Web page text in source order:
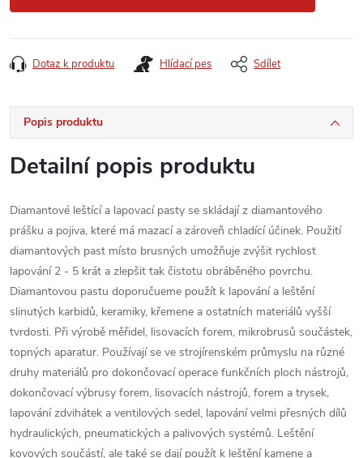
Dotaz k produktu Hlídací pes Sdílet
Popis produktu
Detailní popis produktu
Diamantové leštící a lapovací pasty se skládají z diamantového
prášku a pojiva, které má mazací a zároveň chladící účinek. Použití
diamantových past místo brusných umožňuje zvýšit rychlost
lapování 2 - 5 krát a zlepšit tak čistotu obráběného povrchu.
Diamantovou pastu doporučueme použít k lapování a leštění
slinutých karbidů, keramiky, křemene a ostatních materiálů vyšší
tvrdosti. Při výrobě měřidel, lisovacích forem, mikrobrusů součástek,
topných aparatur. Používají se ve strojírenském průmyslu na různé
druhy materiálů pro dokončovací operace funkčních ploch nástrojů,
dokončovací výbrusy forem, lisovacích nástrojů, forem a trysek,
lapování zdvihátek a ventilových sedel, lapování velmi přesných dílů
hydraulických, pneumatických a palivových systémů. Leštění
kovových součástí, ale také se dají použít k leštění kamene a